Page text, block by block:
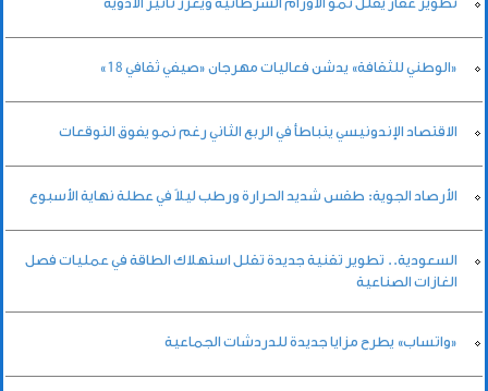
«الوطني للثقافة» يدشن فعاليات مهرجان «صيفي ثقافي 18»
الاقتصاد الإندونيسي يتباطأ في الربع الثاني رغم نمو يفوق التوقعات
الأرصاد الجوية: طقس شديد الحرارة ورطب ليلاً في عطلة نهاية الأسبوع
السعودية.. تطوير تقنية جديدة تقلل استهلاك الطاقة في عمليات فصل
الغازات الصناعية
«واتساب» يطرح مزايا جديدة للدردشات الجماعية